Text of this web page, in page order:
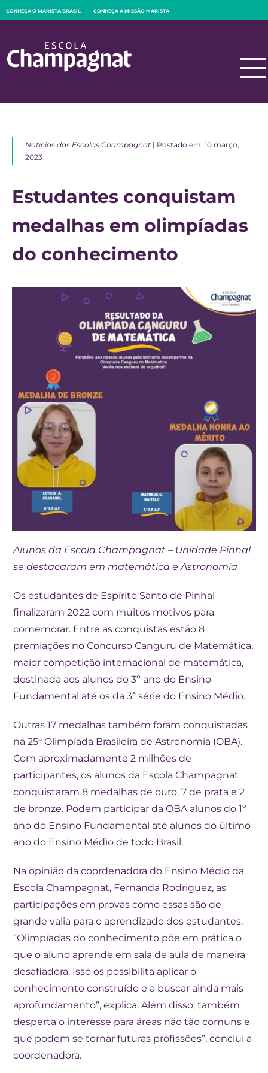
CONHEÇA O MARISTA BRASIL CONHEÇA A MISSÃO MARISTA
Notícias das Escolas Champagnat | Postado em: 10 março,
2023
Estudantes conquistam
medalhas em olimpíadas
do conhecimento
Alunos da Escola Champagnat – Unidade Pinhal
se destacaram em matemática e Astronomia
Os estudantes de Espírito Santo de Pinhal
finalizaram 2022 com muitos motivos para
comemorar. Entre as conquistas estão 8
premiações no Concurso Canguru de Matemática,
maior competição internacional de matemática,
destinada aos alunos do 3º ano do Ensino
Fundamental até os da 3ª série do Ensino Médio.
Outras 17 medalhas também foram conquistadas
na 25ª Olimpíada Brasileira de Astronomia (OBA).
Com aproximadamente 2 milhões de
participantes, os alunos da Escola Champagnat
conquistaram 8 medalhas de ouro, 7 de prata e 2
de bronze. Podem participar da OBA alunos do 1º
ano do Ensino Fundamental até alunos do último
ano do Ensino Médio de todo Brasil.
Na opinião da coordenadora do Ensino Médio da
Escola Champagnat, Fernanda Rodriguez, as
participações em provas como essas são de
grande valia para o aprendizado dos estudantes.
“Olimpíadas do conhecimento põe em prática o
que o aluno aprende em sala de aula de maneira
desafiadora. Isso os possibilita aplicar o
conhecimento construído e a buscar ainda mais
aprofundamento”, explica. Além disso, também
desperta o interesse para áreas não tão comuns e
que podem se tornar futuras profissões”, conclui a
coordenadora.